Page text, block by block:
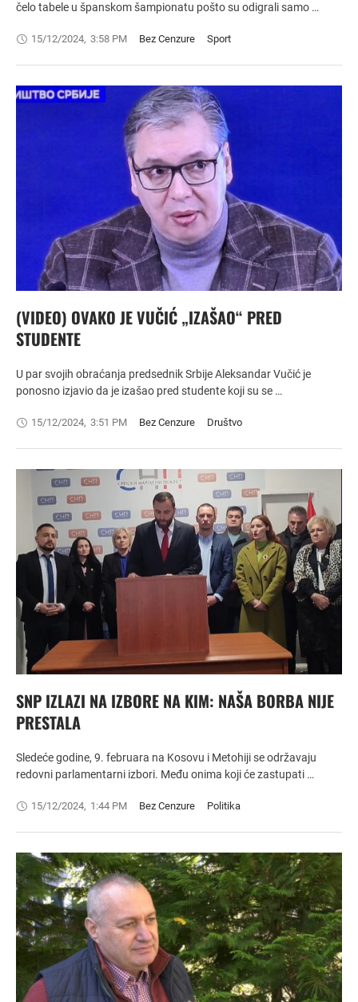
čelo tabele u španskom šampionatu pošto su odigrali samo …
15/12/2024, 3:58 PM Bez Cenzure Sport
(VIDEO) OVAKO JE VUČIĆ „IZAŠAO“ PRED
STUDENTE
U par svojih obraćanja predsednik Srbije Aleksandar Vučić je
ponosno izjavio da je izašao pred studente koji su se …
15/12/2024, 3:51 PM Bez Cenzure Društvo
SNP IZLAZI NA IZBORE NA KIM: NAŠA BORBA NIJE
PRESTALA
Sledeće godine, 9. februara na Kosovu i Metohiji se održavaju
redovni parlamentarni izbori. Među onima koji će zastupati …
15/12/2024, 1:44 PM Bez Cenzure Politika